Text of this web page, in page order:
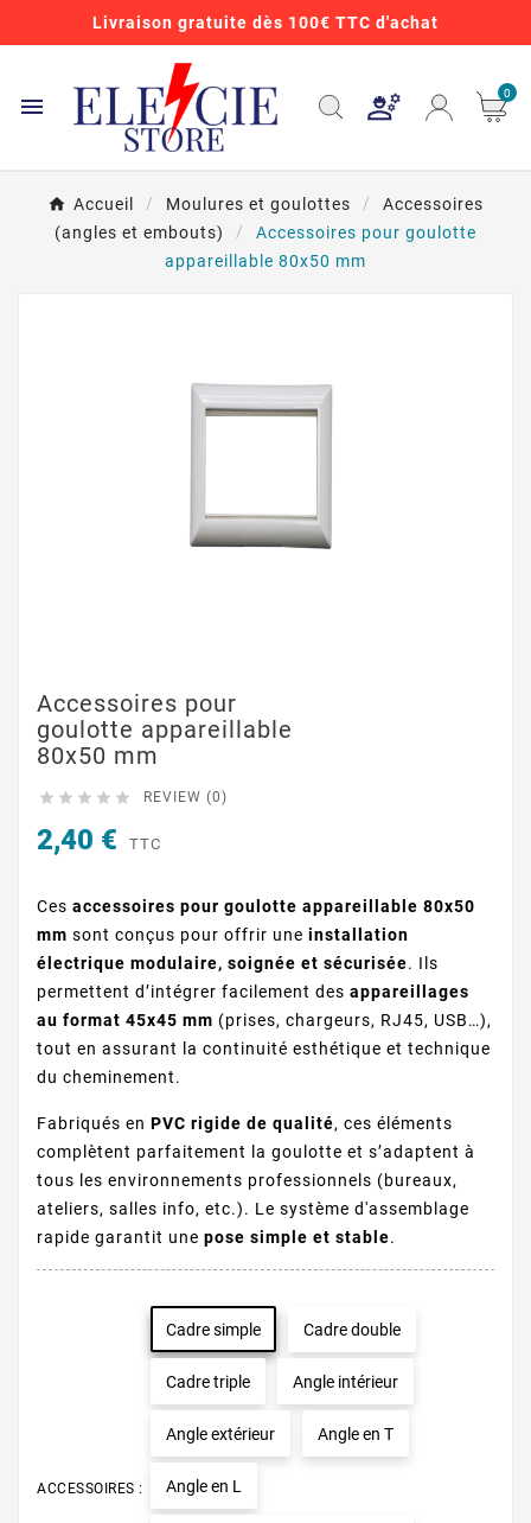
Livraison gratuite dès 100€ TTC d'achat
 0
Accueil Moulures et goulottes
Accessoires
(angles et embouts)
Accessoires pour goulotte
appareillable 80x50 mm
Accessoires pour
goulotte appareillable
80x50 mm
     REVIEW (0)
2,40 € TTC
Ces accessoires pour goulotte appareillable 80x50
mm sont conçus pour offrir une installation
électrique modulaire, soignée et sécurisée. Ils
permettent d’intégrer facilement des appareillages
au format 45x45 mm (prises, chargeurs, RJ45, USB…),
tout en assurant la continuité esthétique et technique
du cheminement.
Fabriqués en PVC rigide de qualité, ces éléments
complètent parfaitement la goulotte et s’adaptent à
tous les environnements professionnels (bureaux,
ateliers, salles info, etc.). Le système d'assemblage
rapide garantit une pose simple et stable.
ACCESSOIRES :
Cadre simple Cadre double
Cadre triple Angle intérieur
Angle extérieur Angle en T
Angle en L